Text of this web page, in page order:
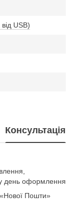
USB)
Консультація
у день оформлення
Пошти»